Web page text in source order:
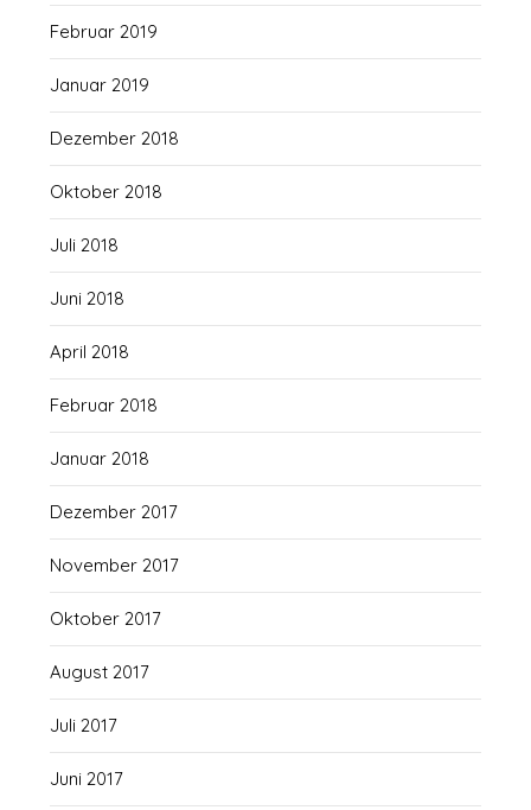
Februar 2019
Januar 2019
Dezember 2018
Oktober 2018
Juli 2018
Juni 2018
April 2018
Februar 2018
Januar 2018
Dezember 2017
November 2017
Oktober 2017
August 2017
Juli 2017
Juni 2017